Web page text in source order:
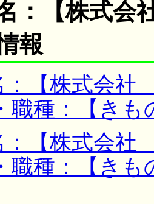
：【株式
報
：【株式会
職種：【き
：【株式会
職種：【き